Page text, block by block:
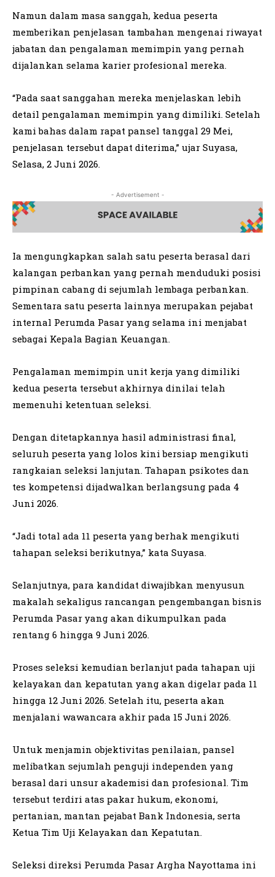
Namun dalam masa sanggah, kedua peserta
memberikan penjelasan tambahan mengenai riwayat
jabatan dan pengalaman memimpin yang pernah
dijalankan selama karier profesional mereka.
“Pada saat sanggahan mereka menjelaskan lebih
detail pengalaman memimpin yang dimiliki. Setelah
kami bahas dalam rapat pansel tanggal 29 Mei,
penjelasan tersebut dapat diterima,” ujar Suyasa,
Selasa, 2 Juni 2026.
- Advertisement -
Ia mengungkapkan salah satu peserta berasal dari
kalangan perbankan yang pernah menduduki posisi
pimpinan cabang di sejumlah lembaga perbankan.
Sementara satu peserta lainnya merupakan pejabat
internal Perumda Pasar yang selama ini menjabat
sebagai Kepala Bagian Keuangan.
Pengalaman memimpin unit kerja yang dimiliki
kedua peserta tersebut akhirnya dinilai telah
memenuhi ketentuan seleksi.
Dengan ditetapkannya hasil administrasi final,
seluruh peserta yang lolos kini bersiap mengikuti
rangkaian seleksi lanjutan. Tahapan psikotes dan
tes kompetensi dijadwalkan berlangsung pada 4
Juni 2026.
“Jadi total ada 11 peserta yang berhak mengikuti
tahapan seleksi berikutnya,” kata Suyasa.
Selanjutnya, para kandidat diwajibkan menyusun
makalah sekaligus rancangan pengembangan bisnis
Perumda Pasar yang akan dikumpulkan pada
rentang 6 hingga 9 Juni 2026.
Proses seleksi kemudian berlanjut pada tahapan uji
kelayakan dan kepatutan yang akan digelar pada 11
hingga 12 Juni 2026. Setelah itu, peserta akan
menjalani wawancara akhir pada 15 Juni 2026.
Untuk menjamin objektivitas penilaian, pansel
melibatkan sejumlah penguji independen yang
berasal dari unsur akademisi dan profesional. Tim
tersebut terdiri atas pakar hukum, ekonomi,
pertanian, mantan pejabat Bank Indonesia, serta
Ketua Tim Uji Kelayakan dan Kepatutan.
Seleksi direksi Perumda Pasar Argha Nayottama ini